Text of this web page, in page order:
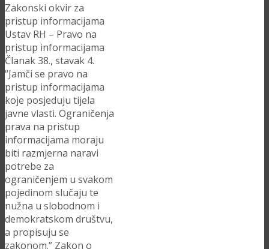
Zakonski okvir za
pristup informacijama
Ustav RH – Pravo na
pristup informacijama
Članak 38., stavak 4.
“Jamči se pravo na
pristup informacijama
koje posjeduju tijela
javne vlasti. Ograničenja
prava na pristup
informacijama moraju
biti razmjerna naravi
potrebe za
ograničenjem u svakom
pojedinom slučaju te
nužna u slobodnom i
demokratskom društvu,
a propisuju se
zakonom.” Zakon o